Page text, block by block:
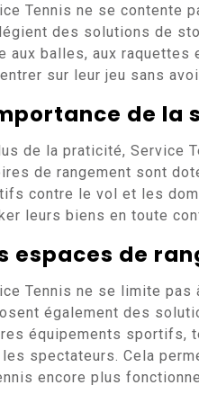
Tennis ne se contente
des solutions de
aux balles, aux raquettes
sur leur jeu sans
de la
de la praticité, Service
de rangement sont
contre le vol et les
leurs biens en toute
espaces de
Tennis ne se limite
également des
équipements
spectateurs. Cela
encore plus